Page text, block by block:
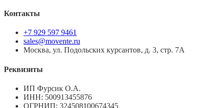
Контакты
+7 929 597 9461
sales@movente.ru
Москва, ул. Подольских курсантов, д. 3, стр. 7А
Реквизиты
ИП Фурсик О.А.
ИНН: 500913455876
ОГРНИП: 324508100674345